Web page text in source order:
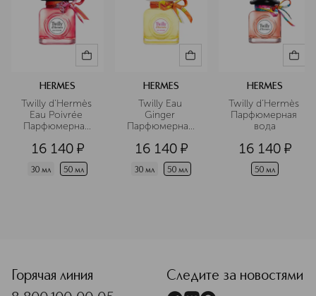
HERMES
Twilly d'Hermès
Eau Poivrée
Парфюмерная
16 140 ¤
30 мл 50 мл
HERMES
Twilly Eau
Ginger
Парфюмерная
16 140 ¤
30 мл 50 мл
HERMES
Twilly d’Hermès
Парфюмерная
вода
16 140 ¤
50 мл
Горячая линия
Следите за новостями